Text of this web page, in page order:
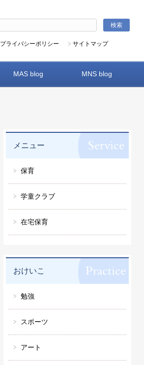
プライバシーポリシー サイトマップ
MAS blog MNS blog
メニュー
保育
学童クラブ
在宅保育
おけいこ
勉強
スポーツ
アート